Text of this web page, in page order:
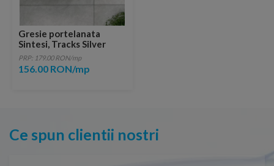
Gresie portelanata
Sintesi, Tracks Silver
60,4x30 cm
PRP: 179.00 RON/mp
156.00 RON/mp
Ce spun clientii nostri